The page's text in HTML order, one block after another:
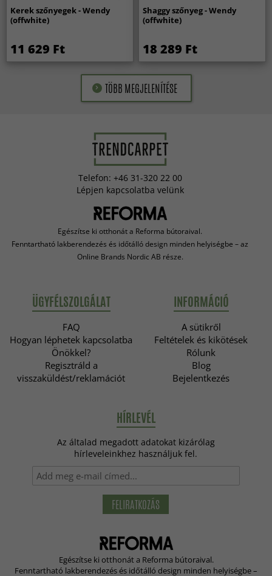
Kerek szőnyegek - Wendy
(offwhite)
11 629 Ft
Shaggy szőnyeg - Wendy
(offwhite)
18 289 Ft
TÖBB MEGJELENÍTÉSE
Telefon: +46 31-320 22 00
Lépjen kapcsolatba velünk
Egészítse ki otthonát a Reforma bútoraival.
Fenntartható lakberendezés és időtálló design minden helyiségbe – az
Online Brands Nordic AB része.
ÜGYFÉLSZOLGÁLAT
FAQ
Hogyan léphetek kapcsolatba
Önökkel?
Regisztráld a
visszaküldést/reklamációt
INFORMÁCIÓ
A sütikről
Feltételek és kikötések
Rólunk
Blog
Bejelentkezés
HÍRLEVÉL
Az általad megadott adatokat kizárólag
hírleveleinkhez használjuk fel.
FELIRATKOZÁS
Egészítse ki otthonát a Reforma bútoraival.
Fenntartható lakberendezés és időtálló design minden helyiségbe –